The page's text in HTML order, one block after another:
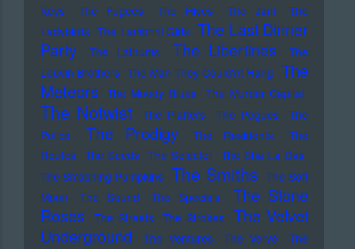
Keys
The Fugees The Hives The Jam
The
Ladybirds The Lambrini Girls The Last Dinner
Party
The Lathums The Libertines
The
Louvin Brothers The Man They Could'nt Hang The
Meteors The Moody Blues The Murder Capital
The Notwist The Platters The Pogues
The
Police
The Prodigy The Residents
The
Routes The Seeds The Selecter The Sha La Das
The Smashing Pumpkins The Smiths The Soft
Moon
The Sound The Specials
The Stone
Roses
The Streets The Strokes
The Velvet
Underground
The Ventures The Verve
The